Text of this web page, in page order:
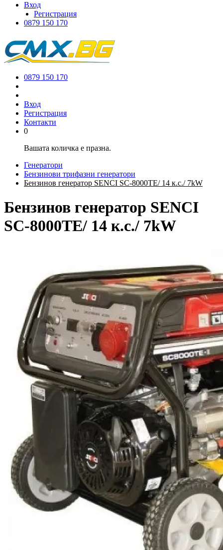
Вход
Регистрация
0879 150 170
0879 150 170
Вход
Регистрация
Контакти
0
Вашата количка е празна.
Генератори
Бензинови трифазни генератори
Бензинов генератор SENCI SC-8000TE/ 14 к.с./ 7kW
Бензинов генератор SENCI
SC-8000TE/ 14 к.с./ 7kW